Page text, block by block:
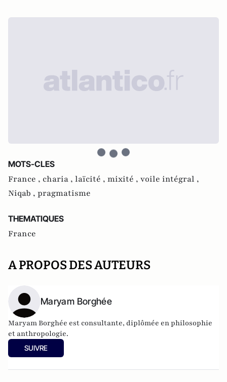
MOTS-CLES
France , charia , laïcité , mixité , voile intégral ,
Niqab , pragmatisme
THEMATIQUES
France
A PROPOS DES AUTEURS
Maryam Borghée
Maryam Borghée est consultante, diplômée en philosophie
et anthropologie.
SUIVRE